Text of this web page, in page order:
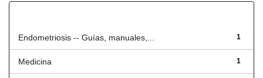
1
Endometriosis -- Guías, manuales,...
1
Medicina